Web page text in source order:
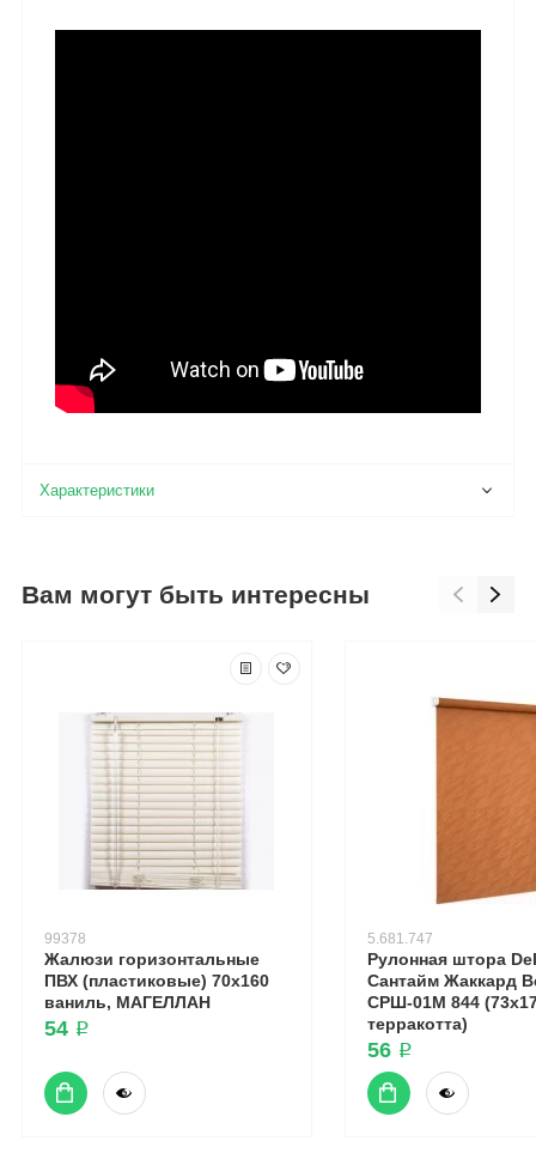
Вам могут быть интересны
99378
Жалюзи горизонтальные
ПВХ (пластиковые) 70х160
ваниль, МАГЕЛЛАН
54 ₽
5.681.747
Рулонная штора
Сантайм Жаккард
СРШ-01М 844
терракотта)
56 ₽